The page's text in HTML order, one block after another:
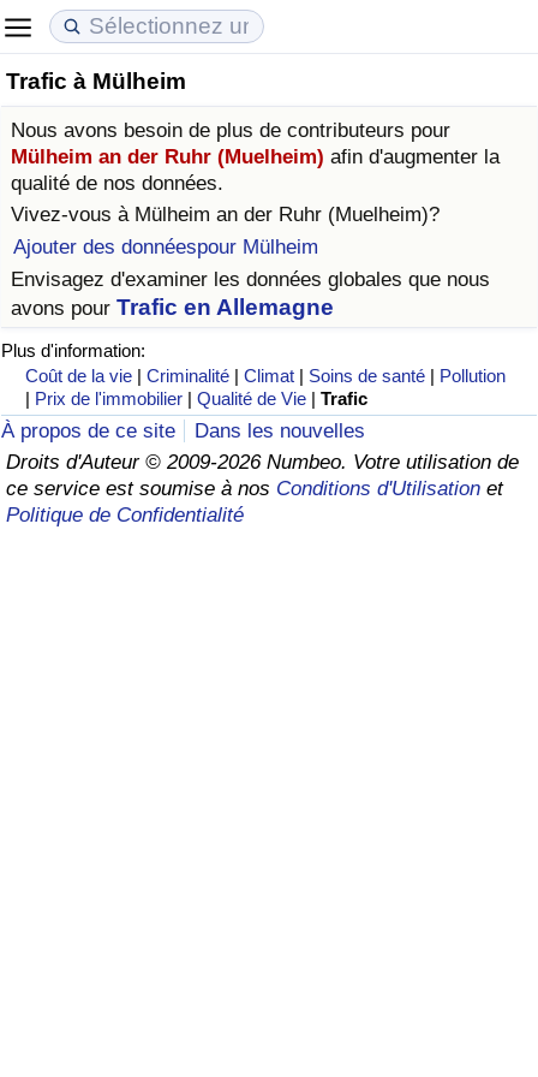
Trafic à Mülheim
Nous avons besoin de plus de contributeurs pour
Mülheim an der Ruhr (Muelheim) afin d'augmenter la
qualité de nos données.
Vivez-vous à Mülheim an der Ruhr (Muelheim)?
Ajouter des donnéespour Mülheim
Envisagez d'examiner les données globales que nous
avons pour Trafic en Allemagne
Plus d'information:
Coût de la vie |Criminalité |Climat | Soins de santé | Pollution
| Prix de l'immobilier |Qualité de Vie |Trafic
À propos de ce site
Dans les nouvelles
Droits d'Auteur © 2009-2026 Numbeo. Votre utilisation de
ce service est soumise à nos Conditions d'Utilisation et
Politique de Confidentialité
Coût de la vie
Indice du Coût de la Vie (Actuel)
Indice du Coût de la Vie
Indice du coût de la vie par pays
à Akaba
Prix de l'immobilier
Indice des Prix de l'immobilier (Actuel)
Indice des Prix de l'immobilier
Indice des Prix de l'immobilier par Pays
Qualité de Vie
Indice de Qualité de Vie
Indice de Qualité de Vie (Actuel)
Indice de qualité de vie par pays
Criminalité
Indice de Criminalité (Actuel)
Indice de Criminalité
Indice de criminalité par pays